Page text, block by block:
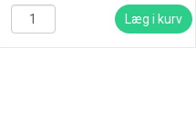
Læg i kurv